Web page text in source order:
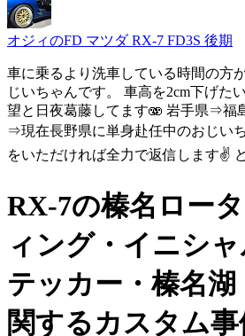
オジィのFD マツダ RX-7 FD3S 後期
車に乗るより洗車している時間の方
じいちゃんです。 車高を2cm下げた
望と日夜葛藤してます🫨 岩手県⇒
⇒現在長野県に単身赴任中のおじい
をいただければ全力で返信します✌️
RX-7の榛名ロー
ィング・イニシ
テッカー・榛名湖
関するカスタム事